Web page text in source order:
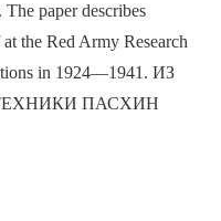
paper describes
the Red Army Research
in 1924—1941. ИЗ
ПАСХИН